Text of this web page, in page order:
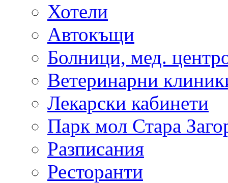
Хотели
Автокъщи
Болници, мед.
Ветеринарни
Лекарски кабинети
Парк мол Стара
Разписания
Ресторанти